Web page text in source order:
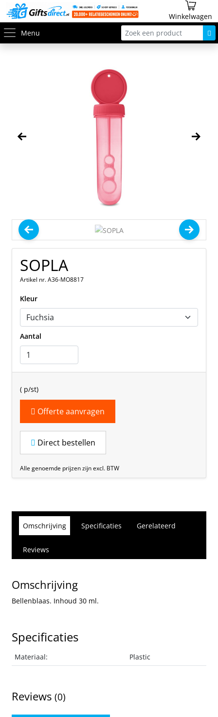
Winkelwagen
Menu
SOPLA
Artikel nr. A36-MO8817
Kleur
Aantal
( p/st)
Offerte aanvragen
Direct bestellen
Alle genoemde prijzen zijn excl. BTW
Omschrijving Specificaties Gerelateerd
Reviews
Omschrijving
Bellenblaas. Inhoud 30 ml.
Specificaties
Materiaal: Plastic
Reviews (0)